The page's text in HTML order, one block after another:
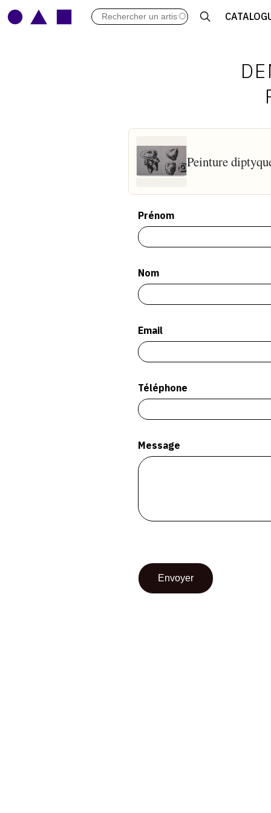
ARCHIVES DES EXPOSITIONS
LIBRAIRIE : LIVRES &
LEXIQUE ARTISTIQUE
Peinture
Prénom
Nom
Email
Téléphone
Message